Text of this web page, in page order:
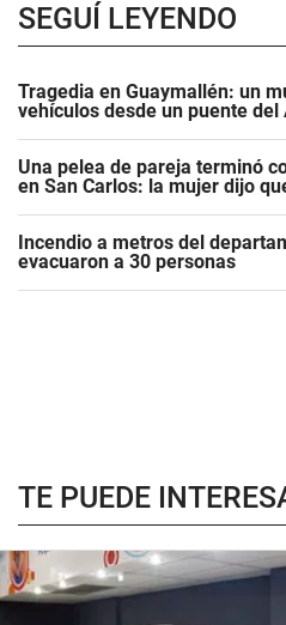
SEGUÍ LEYENDO
Tragedia en Guaymallén: un
vehículos desde un puente del
Una pelea de pareja terminó
en San Carlos: la mujer dijo
Incendio a metros del
evacuaron a 30 personas
TE PUEDE